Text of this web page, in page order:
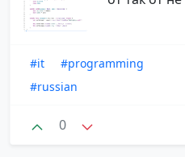
#it
#programming
#russian
0